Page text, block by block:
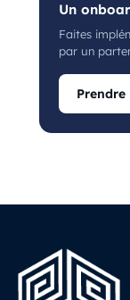
Un
Faites
par un